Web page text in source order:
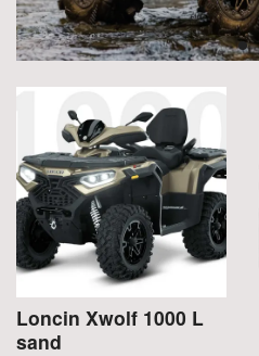
Loncin Xwolf 1000 L
sand